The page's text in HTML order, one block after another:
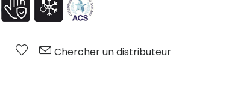
Chercher un distributeur